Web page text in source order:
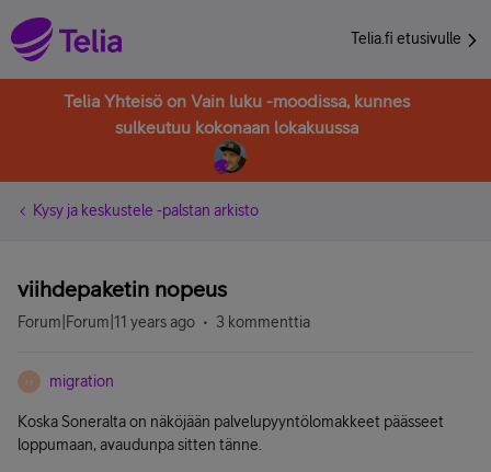
Telia.fi etusivulle
Telia Yhteisö on Vain luku -moodissa, kunnes
sulkeutuu kokonaan lokakuussa
Kysy ja keskustele -palstan arkisto
viihdepaketin nopeus
Forum|Forum|11 years ago 3 kommenttia
M migration
Koska Soneralta on näköjään palvelupyyntölomakkeet päässeet
loppumaan, avaudunpa sitten tänne.